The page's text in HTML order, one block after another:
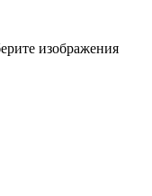
изображения